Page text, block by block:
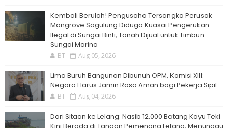
Kembali Berulah! Pengusaha Tersangka Perusak
Mangrove Sagulung Diduga Kuasai Pengerukan
Ilegal di Sungai Binti, Tanah Dijual untuk Timbun
Sungai Marina
BT Aug 05, 2026
Lima Buruh Bangunan Dibunuh OPM, Komisi XIII:
Negara Harus Jamin Rasa Aman bagi Pekerja Sipil
BT Aug 04, 2026
Dari Sitaan ke Lelang: Nasib 12.000 Batang Kayu Teki